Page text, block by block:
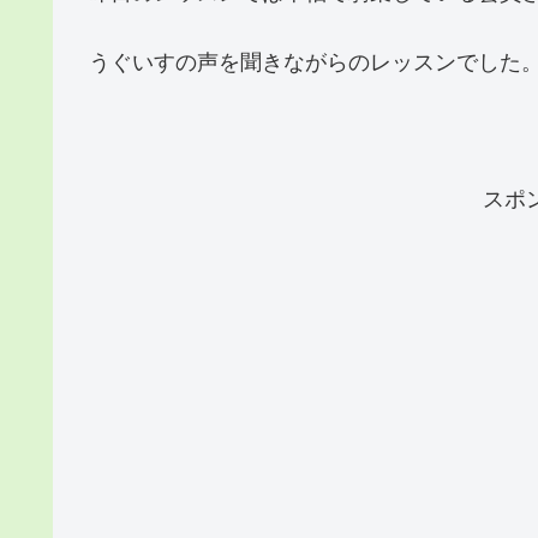
うぐいすの声を聞きながらのレッスンでした。
スポ